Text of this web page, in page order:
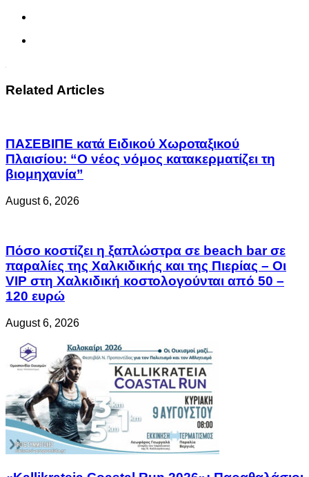
Related Articles
ΠΑΣΕΒΙΠΕ κατά Ειδικού Χωροταξικού
Πλαισίου: “Ο νέος νόμος κατακερματίζει τη
βιομηχανία”
August 6, 2026
Πόσο κοστίζει η ξαπλώστρα σε beach bar σε
παραλίες της Χαλκιδικής και της Πιερίας – Οι
VIP στη Χαλκιδική κοστολογούνται από 50 –
120 ευρώ
August 6, 2026